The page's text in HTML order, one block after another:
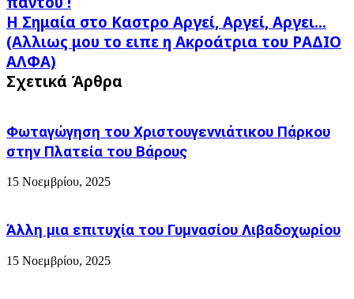
στην
ΕΡΤ
-
Να
ακουγόμαστε
παντού
Η
Σημαία
στο
Καστρο
Αργεί,
Αργεί,
(Αλλιως
μου
το
η
ΡΑΔΙΟ
Η Σημαία στο Καστρο Αργεί, Αργεί, Αργει...
(Αλλιως μου το ειπε η Ακροάτρια του ΡΑΔΙΟ
ΑΛΦΑ)
Σχετικά Άρθρα
Φωταγώγηση του Χριστουγεννιάτικου Πάρκου
στην Πλατεία του Βάρους
15 Νοεμβρίου, 2025
Άλλη μια επιτυχία του Γυμνασίου Λιβαδοχωρίου
15 Νοεμβρίου, 2025